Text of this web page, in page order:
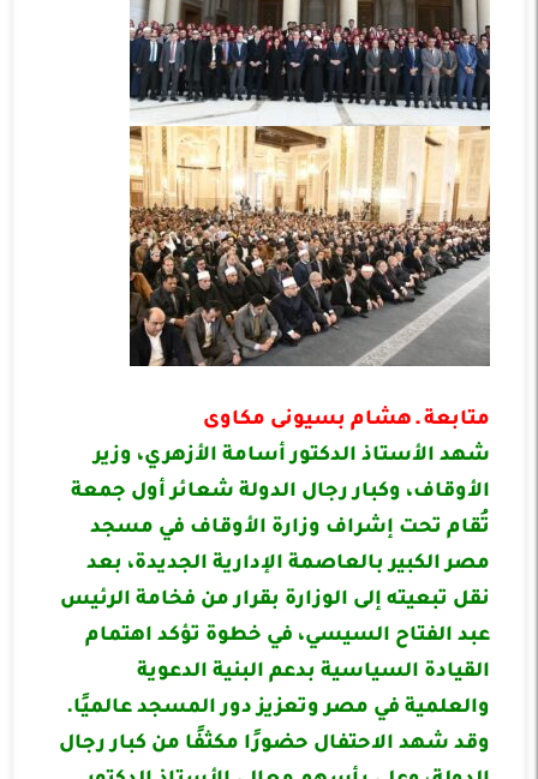
متابعة ـ هشام بسيونى مكاوى
شهد الأستاذ الدكتور أسامة الأزهري، وزير
الأوقاف، وكبار رجال الدولة شعائر أول جمعة
تُقام تحت إشراف وزارة الأوقاف في مسجد
مصر الكبير بالعاصمة الإدارية الجديدة، بعد
نقل تبعيته إلى الوزارة بقرار من فخامة الرئيس
عبد الفتاح السيسي، في خطوة تؤكد اهتمام
القيادة السياسية بدعم البنية الدعوية
والعلمية في مصر وتعزيز دور المسجد عالميًا.
وقد شهد الاحتفال حضورًا مكثفًا من كبار رجال